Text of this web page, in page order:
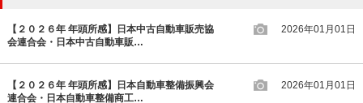
【２０２６年 年頭所感】日本中古自動車販売協
会連合会・日本中古自動車販…
2026年01月01日
【２０２６年 年頭所感】日本自動車整備振興会
連合会・日本自動車整備商工…
2026年01月01日